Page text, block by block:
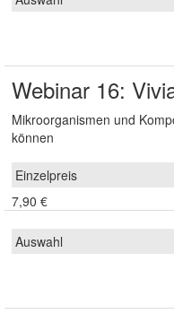
Webinar 16:
Mikroorganismen und
können
7,90 €